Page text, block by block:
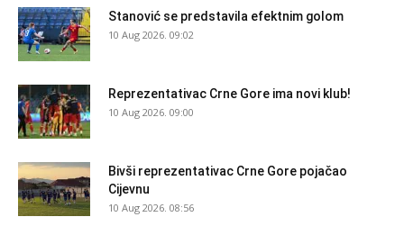
Stanović se predstavila efektnim golom
10 Aug 2026. 09:02
Reprezentativac Crne Gore ima novi klub!
10 Aug 2026. 09:00
Bivši reprezentativac Crne Gore pojačao
Cijevnu
10 Aug 2026. 08:56